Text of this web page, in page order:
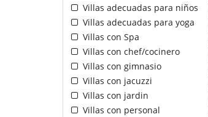
Villas adecuadas para niños
Villas adecuadas para yoga
Villas con Spa
Villas con chef/cocinero
Villas con gimnasio
Villas con jacuzzi
Villas con jardin
Villas con personal